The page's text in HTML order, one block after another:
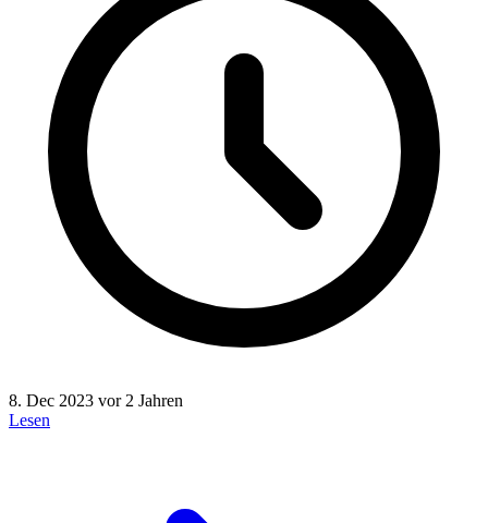
8. Dec 2023 vor 2 Jahren
Lesen